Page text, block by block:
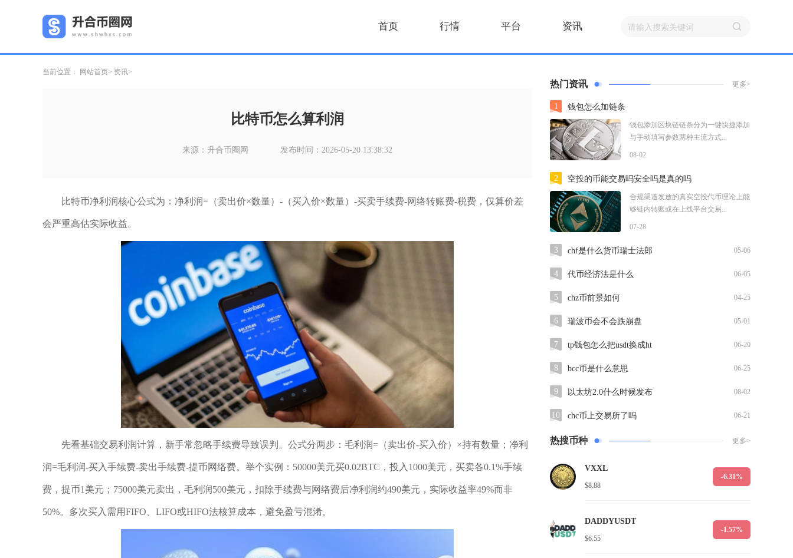
首页 行情 平台 资讯
当前位置： 网站首页 资讯
比特币怎么算利润
来源：升合币圈网 发布时间：2026-05-20 13:38:32
比特币净利润核心公式为：净利润=（卖出价×数量）-（买入价×数量）-买卖手续费-网络转账费-税费，仅算价差
会严重高估实际收益。
先看基础交易利润计算，新手常忽略手续费导致误判。公式分两步：毛利润=（卖出价-买入价）×持有数量；净利
润=毛利润-买入手续费-卖出手续费-提币网络费。举个实例：50000美元买0.02BTC，投入1000美元，买卖各0.1%手续
费，提币1美元；75000美元卖出，毛利润500美元，扣除手续费与网络费后净利润约490美元，实际收益率49%而非
50%。多次买入需用FIFO、LIFO或HIFO法核算成本，避免盈亏混淆。
热门资讯 更多>
1 钱包怎么加链条
钱包添加区块链链条分为一键快捷添加
与手动填写参数两种主流方式...
08-02
2 空投的币能交易吗安全吗是真的吗
合规渠道发放的真实空投代币理论上能
够链内转账或在上线平台交易...
07-28
3 chf是什么货币瑞士法郎 05-06
4 代币经济法是什么 06-05
5 chz币前景如何 04-25
6 瑞波币会不会跌崩盘 05-01
7 tp钱包怎么把usdt换成ht 06-20
8 bcc币是什么意思 06-25
9 以太坊2.0什么时候发布 08-02
10 chc币上交易所了吗 06-21
热搜币种 更多>
VXXL
$8.88
-6.31%
DADDYUSDT
$6.55
-1.57%